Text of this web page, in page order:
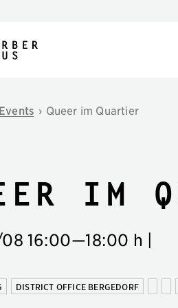
› Queer im Quartier
im
16:00—18:00 h
DISTRICT OFFICE BERGEDORF